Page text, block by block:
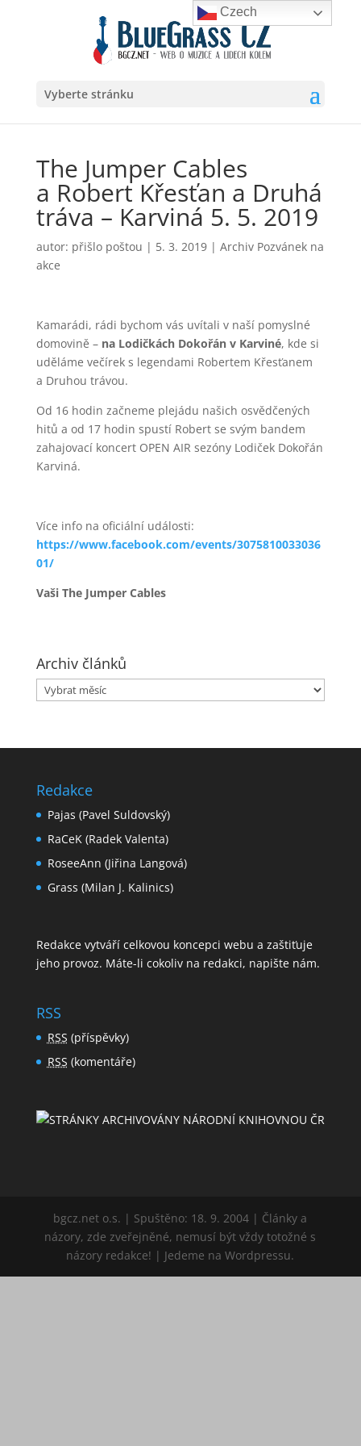
Vyberte stránku
The Jumper Cables
a Robert Křesťan a Druhá
tráva – Karviná 5. 5. 2019
autor: přišlo poštou | 5. 3. 2019| Archiv Pozvánek na
akce
Kamarádi, rádi bychom vás uvítali v naší pomyslné
domovině – na Lodičkách Dokořán v Karviné, kde si
uděláme večírek s legendami Robertem Křesťanem
a Druhou trávou.
Od 16 hodin začneme plejádu našich osvědčených
hitů a od 17 hodin spustí Robert se svým bandem
zahajovací koncert OPEN AIR sezóny Lodiček Dokořán
Karviná.
Více info na oficiální události:
https://www.facebook.com/events/3075810033036
01/
Vaši The Jumper Cables
Archiv článků
Archiv
článků
Redakce
Pajas (Pavel Suldovský)
RaCeK (Radek Valenta)
RoseeAnn (Jiřina Langová)
Grass (Milan J. Kalinics)
Redakce vytváří celkovou koncepci webu a zaštiťuje
jeho provoz. Máte-li cokoliv na redakci, napište nám.
RSS
RSS (příspěvky)
RSS (komentáře)
bgcz.net o.s. | Spuštěno: 18. 9. 2004 | Články a
názory, zde zveřejněné, nemusí být vždy totožné s
názory redakce! | Jedeme na Wordpressu.
Czech